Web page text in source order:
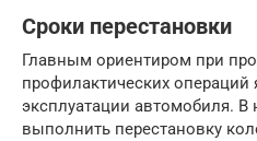
Сроки перестановки
Главным ориентиром при
профилактических операций
эксплуатации автомобиля. В
выполнить перестановку